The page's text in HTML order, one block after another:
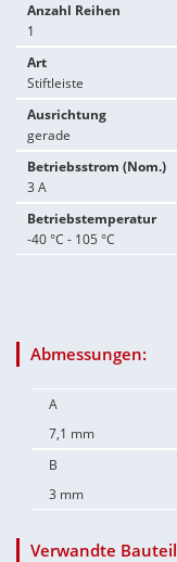
Anzahl Reihen
1
Art
Stiftleiste
Ausrichtung
gerade
Betriebsstrom (Nom.)
3 A
Betriebstemperatur
-40 °C - 105 °C
Abmessungen:
A
7,1 mm
B
3 mm
Verwandte